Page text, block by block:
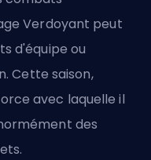
Verdoyant peut
d'équipe ou
Cette saison,
avec laquelle il
des